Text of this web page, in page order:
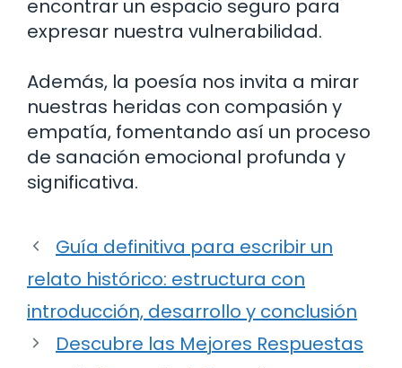
encontrar un espacio seguro para
expresar nuestra vulnerabilidad.
Además, la poesía nos invita a mirar
nuestras heridas con compasión y
empatía, fomentando así un proceso
de sanación emocional profunda y
significativa.
Guía definitiva para escribir un
relato histórico: estructura con
introducción, desarrollo y conclusión
Descubre las Mejores Respuestas